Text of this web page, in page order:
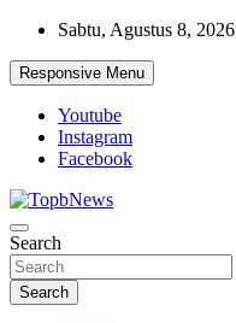
Skip
content
Sabtu, Agustus 8, 2026
Responsive Menu
Youtube
Instagram
Facebook
Search
Search